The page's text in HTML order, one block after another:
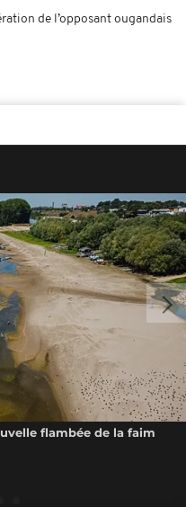
de l’opposant ougandais
flambée de la faim